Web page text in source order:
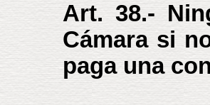
Art. 38.-
Cámara si
paga una